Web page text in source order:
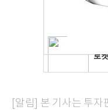
[알림] 본 기사는 투